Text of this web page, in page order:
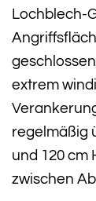
Lochblech-
extrem
regelmäßig
und 120 cm
zwischen